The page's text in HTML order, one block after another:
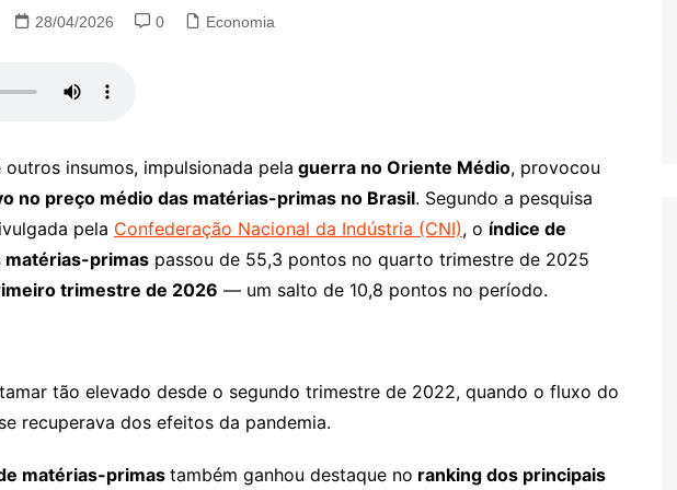
28/04/2026 0 Economia
outros insumos, impulsionada pela guerra no Oriente Médio, provocou
no preço médio das matérias-primas no Brasil. Segundo a pesquisa
pela Confederação Nacional da Indústria (CNI), o índice de
matérias-primas passou de 55,3 pontos no quarto trimestre de 2025
trimestre de 2026 — um salto de 10,8 pontos no período.
tão elevado desde o segundo trimestre de 2022, quando o fluxo do
recuperava dos efeitos da pandemia.
matérias-primas também ganhou destaque no ranking dos principais